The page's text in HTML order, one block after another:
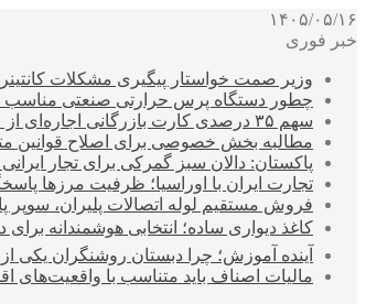
۱۴۰۵/۰۵/۱۶
خبر فوری
وزیر صمت خواستار پیگیری مشکلات
چطور دستگاه پرس حرارتی صنعتی مناسب خط
سهم ۳۵ درصدی کارت بازرگانی اجاره‌ای از عدم ایفای تعهدات ارزی صادراتی
مطالبه بخش خصوصی برای اصلاح قوانین
پاکستان: دالان سبز گمرکی برای تجار
تجارت ایران با اوراسیا؛ ظرفیت مرزها
فروش مستقیم لوله اتصالات پلیران، سوپر
کاغذ دیواری ساده؛ انتخابی هوشمندانه
آینده آموزش؛ چرا دبستان روشنگران یکی
مالیات اصناف باید متناسب با واقعیت‌های